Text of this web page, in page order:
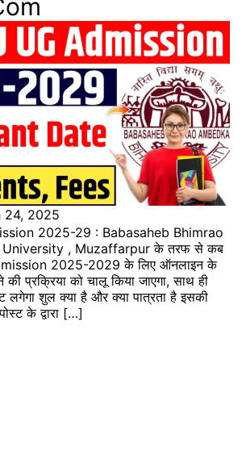
24, 2025
2025-29 : Babasaheb Bhimrao
University , Muzaffarpur के तरफ से कब
2025-2029 के लिए ऑनलाइन के
प्रक्रिया को चालू किया जाएगा, साथ ही
लगेगा शुल क्या है और क्या पात्रता है इसकी
के द्वारा […]